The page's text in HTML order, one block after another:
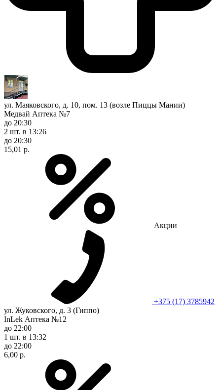
ул. Маяковского, д. 10, пом. 13 (возле Пиццы Мании)
Медвай Аптека №7
до 20:30
2 шт. в 13:26
до 20:30
15,01 р.
Акции
+375 (17) 3785942
ул. Жуковского, д. 3 (Гиппо)
InLek Аптека №12
до 22:00
1 шт. в 13:32
до 22:00
6,00 р.